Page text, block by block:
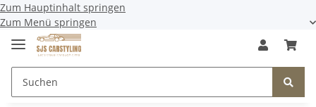
Zum Hauptinhalt springen
Zum Menü springen